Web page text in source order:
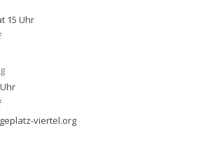
15 Uhr
viertel.org